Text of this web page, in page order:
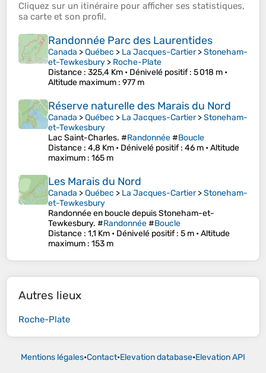
Cliquez sur un itinéraire pour afficher ses statistiques,
sa carte et son profil.
Randonnée Parc des Laurentides
Canada >Québec > La Jacques-Cartier>Stoneham-
et-Tewkesbury > Roche-Plate
Distance : 325,4 Km • Dénivelé positif: 5 018 m •
Altitude maximum : 977 m
Réserve naturelle des Marais du Nord
Canada >Québec > La Jacques-Cartier>Stoneham-
et-Tewkesbury
Lac Saint-Charles. #Randonnée#Boucle
Distance : 4,8 Km • Dénivelé positif: 46 m •Altitude
maximum : 165 m
Les Marais du Nord
Canada >Québec > La Jacques-Cartier>Stoneham-
et-Tewkesbury
Randonnée en boucle depuis Stoneham-et-
Tewkesbury. #Randonnée#Boucle
Distance : 1,1 Km • Dénivelé positif: 5 m •Altitude
maximum : 153 m
Autres lieux
Roche-Plate
Mentions légales•Contact•Elevation database•Elevation API